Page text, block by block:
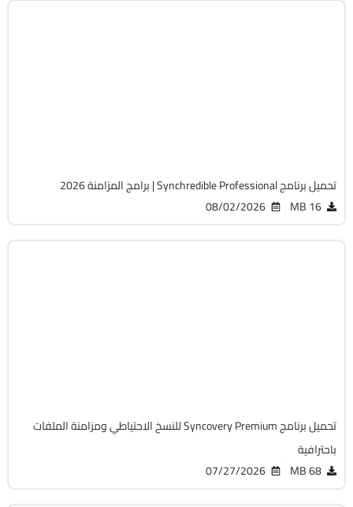
تحميل برنامج Synchredible Professional | برامج المزامنة 2026
16 MB
08/02/2026
تحميل برنامج Syncovery Premium للنسخ الاحتياطي ومزامنة الملفات
باحترافية
68 MB
07/27/2026